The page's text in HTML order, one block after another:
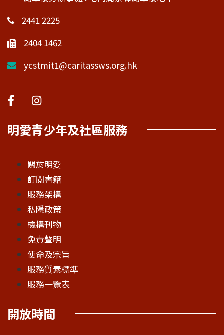
2441 2225
2404 1462
ycstmit1@caritassws.org.hk
明愛青少年及社區服務
關於明愛
訂閱書籍
服務架構
私隱政策
機構刊物
免責聲明
使命及宗旨
服務質素標準
服務一覽表
開放時間